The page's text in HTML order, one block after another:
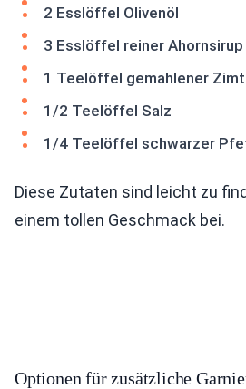
2 Esslöffel Olivenöl
3 Esslöffel reiner Ahornsirup
1 Teelöffel gemahlener Zimt
1/2 Teelöffel Salz
1/4 Teelöffel schwarzer
Diese Zutaten sind leicht zu
einem tollen Geschmack bei.
Optionen für zusätzliche